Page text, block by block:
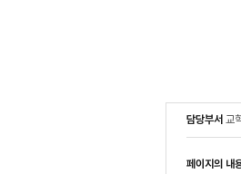
담당부서 교
페이지의 내